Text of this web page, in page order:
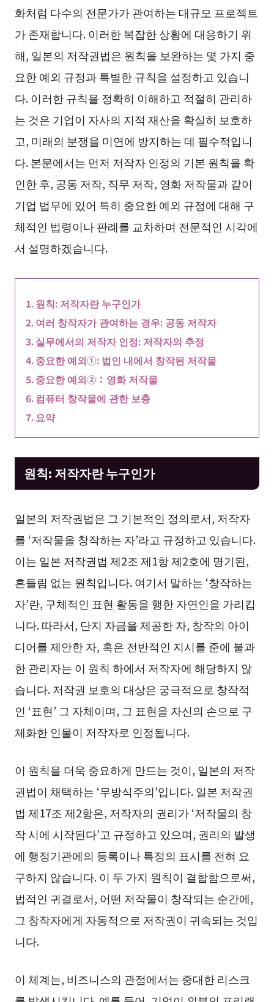
화처럼 다수의 전문가가 관여하는 대규모 프로젝트
가 존재합니다. 이러한 복잡한 상황에 대응하기 위
해, 일본의 저작권법은 원칙을 보완하는 몇 가지 중
요한 예외 규정과 특별한 규칙을 설정하고 있습니
다. 이러한 규칙을 정확히 이해하고 적절히 관리하
는 것은 기업이 자사의 지적 재산을 확실히 보호하
고, 미래의 분쟁을 미연에 방지하는 데 필수적입니
다. 본문에서는 먼저 저작자 인정의 기본 원칙을 확
인한 후, 공동 저작, 직무 저작, 영화 저작물과 같이
기업 법무에 있어 특히 중요한 예외 규정에 대해 구
체적인 법령이나 판례를 교차하며 전문적인 시각에
서 설명하겠습니다.
원칙: 저작자란 누구인가
여러 창작자가 관여하는 경우: 공동 저작자
실무에서의 저작자 인정: 저작자의 추정
중요한 예외①: 법인 내에서 창작된 저작물
중요한 예외②：영화 저작물
컴퓨터 창작물에 관한 보충
요약
원칙: 저작자란 누구인가
일본의 저작권법은 그 기본적인 정의로서, 저작자
를 ‘저작물을 창작하는 자’라고 규정하고 있습니다.
이는 일본 저작권법 제2조 제1항 제2호에 명기된,
흔들림 없는 원칙입니다. 여기서 말하는 ‘창작하는
자’란, 구체적인 표현 활동을 행한 자연인을 가리킵
니다. 따라서, 단지 자금을 제공한 자, 창작의 아이
디어를 제안한 자, 혹은 전반적인 지시를 준에 불과
한 관리자는 이 원칙 하에서 저작자에 해당하지 않
습니다. 저작권 보호의 대상은 궁극적으로 창작적
인 ‘표현’ 그 자체이며, 그 표현을 자신의 손으로 구
체화한 인물이 저작자로 인정됩니다.
이 원칙을 더욱 중요하게 만드는 것이, 일본의 저작
권법이 채택하는 ‘무방식주의’입니다. 일본 저작권
법 제17조 제2항은, 저작자의 권리가 ‘저작물의 창
작 시에 시작된다’고 규정하고 있으며, 권리의 발생
에 행정기관에의 등록이나 특정의 표시를 전혀 요
구하지 않습니다. 이 두 가지 원칙이 결합함으로써,
법적인 귀결로서, 어떤 저작물이 창작되는 순간에,
그 창작자에게 자동적으로 저작권이 귀속되는 것입
니다.
이 체계는, 비즈니스의 관점에서는 중대한 리스크